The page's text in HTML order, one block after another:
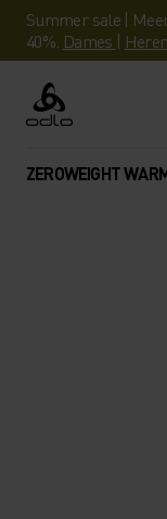
Summer sale |
40%. Dames | Heren
Odlo
ZEROWEIGHT